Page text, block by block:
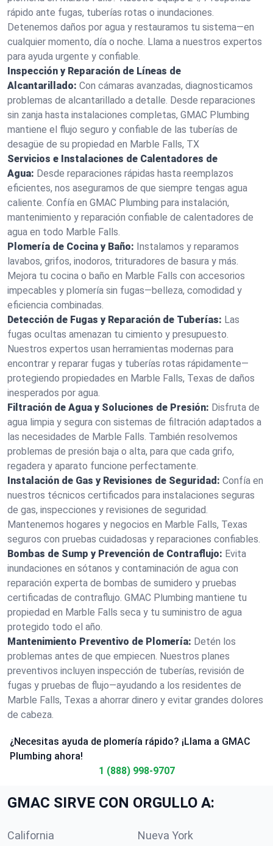
rápido ante fugas, tuberías rotas o inundaciones.
Detenemos daños por agua y restauramos tu sistema—en
cualquier momento, día o noche. Llama a nuestros expertos
para ayuda urgente y confiable.
Inspección y Reparación de Líneas de
Alcantarillado: Con cámaras avanzadas, diagnosticamos
problemas de alcantarillado a detalle. Desde reparaciones
sin zanja hasta instalaciones completas, GMAC Plumbing
mantiene el flujo seguro y confiable de las tuberías de
desagüe de su propiedad en Marble Falls, TX
Servicios e Instalaciones de Calentadores de
Agua: Desde reparaciones rápidas hasta reemplazos
eficientes, nos aseguramos de que siempre tengas agua
caliente. Confía en GMAC Plumbing para instalación,
mantenimiento y reparación confiable de calentadores de
agua en todo Marble Falls.
Plomería de Cocina y Baño: Instalamos y reparamos
lavabos, grifos, inodoros, trituradores de basura y más.
Mejora tu cocina o baño en Marble Falls con accesorios
impecables y plomería sin fugas—belleza, comodidad y
eficiencia combinadas.
Detección de Fugas y Reparación de Tuberías: Las
fugas ocultas amenazan tu cimiento y presupuesto.
Nuestros expertos usan herramientas modernas para
encontrar y reparar fugas y tuberías rotas rápidamente—
protegiendo propiedades en Marble Falls, Texas de daños
inesperados por agua.
Filtración de Agua y Soluciones de Presión: Disfruta de
agua limpia y segura con sistemas de filtración adaptados a
las necesidades de Marble Falls. También resolvemos
problemas de presión baja o alta, para que cada grifo,
regadera y aparato funcione perfectamente.
Instalación de Gas y Revisiones de Seguridad: Confía en
nuestros técnicos certificados para instalaciones seguras
de gas, inspecciones y revisiones de seguridad.
Mantenemos hogares y negocios en Marble Falls, Texas
seguros con pruebas cuidadosas y reparaciones confiables.
Bombas de Sump y Prevención de Contraflujo: Evita
inundaciones en sótanos y contaminación de agua con
reparación experta de bombas de sumidero y pruebas
certificadas de contraflujo. GMAC Plumbing mantiene tu
propiedad en Marble Falls seca y tu suministro de agua
protegido todo el año.
Mantenimiento Preventivo de Plomería: Detén los
problemas antes de que empiecen. Nuestros planes
preventivos incluyen inspección de tuberías, revisión de
fugas y pruebas de flujo—ayudando a los residentes de
Marble Falls, Texas a ahorrar dinero y evitar grandes dolores
de cabeza.
¿Necesitas ayuda de plomería rápido? ¡Llama a GMAC
Plumbing ahora!
1 (888) 998-9707
GMAC SIRVE CON ORGULLO A:
California Nueva York